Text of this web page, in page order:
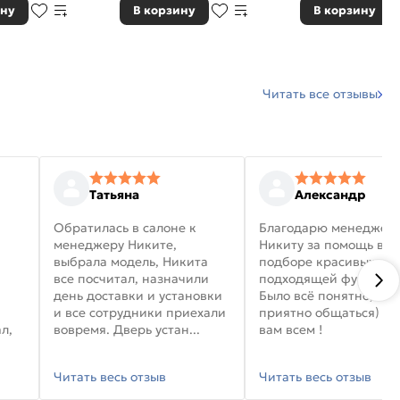
В корзину В корзину
Читать все отзывы
Татьяна
Обратилась в салоне к
менеджеру Никите,
выбрала модель, Никита
все посчитал, назначили
день доставки и установки
и все сотрудники приехали
вовремя. Дверь устан...
Читать весь отзыв
Александр
Благодарю
Никиту за помощь в
подборе красивых
подходящей
Было всё понятно, и
приятно общаться)
вам всем !
Читать весь отзыв